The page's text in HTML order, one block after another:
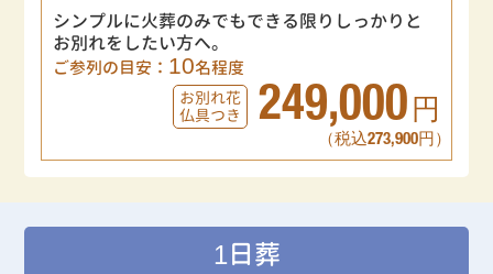
シンプルに火葬のみでもできる限りしっかりと
お別れをしたい方へ。
ご参列の目安： 10名程度
お別れ花
仏具つき
249,000 円
（税込273,900円）
1日葬